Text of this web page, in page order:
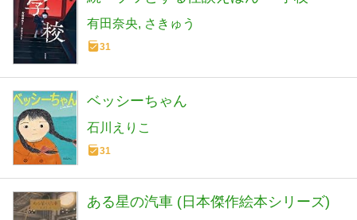
有田奈央 さきゅう
31
ベッシーちゃん
石川えりこ
31
ある星の汽車 (日本傑作絵本シリーズ)